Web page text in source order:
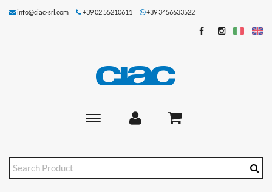
info@ciac-srl.com +39 02 55210611 +39 3456633522
Toggle